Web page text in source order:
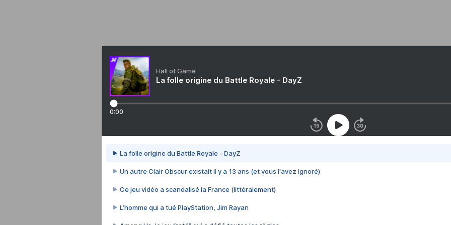
Hall of Game
La folle origine du Battle Royale - DayZ
0:00
La folle origine du Battle Royale - DayZ
Un autre Clair Obscur existait il y a 13 ans (et vous l'avez ignoré)
Ce jeu vidéo a scandalisé la France (littéralement)
L’homme qui a tué PlayStation, Jim Rayan